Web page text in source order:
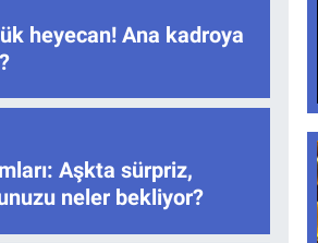
heyecan! Ana kadroya
Aşkta sürpriz,
neler bekliyor?